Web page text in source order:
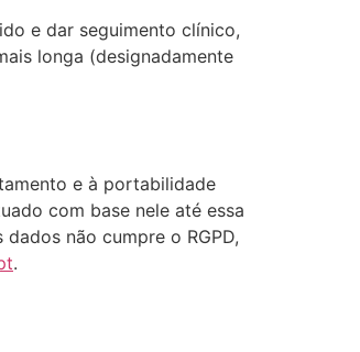
e dar seguimento clínico,
longa (designadamente
e à portabilidade
com base nele até essa
não cumpre o RGPD,
.